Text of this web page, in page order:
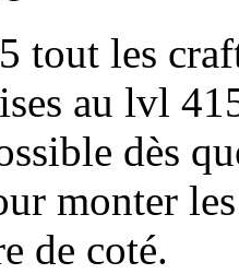
tout les
au lvl
dès
monter
de coté.